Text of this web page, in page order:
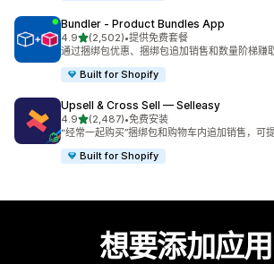
Bundler ‑ Product Bundles App
4.9星（满分 5 星）
(2,502)
总共 2502 条评论
•提供免费套餐
通过捆绑包优惠、捆绑包追加销售和数量阶梯赚
Built for Shopify
Upsell & Cross Sell — Selleasy
4.9星（满分 5 星）
(2,487)
总共 2487 条评论
•免费安装
“经常一起购买”捆绑包和购物车内追加销售，可
Built for Shopify
想要添加应用